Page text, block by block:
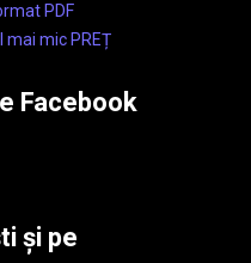
PDF
mai mic PREȚ
Facebook
și pe